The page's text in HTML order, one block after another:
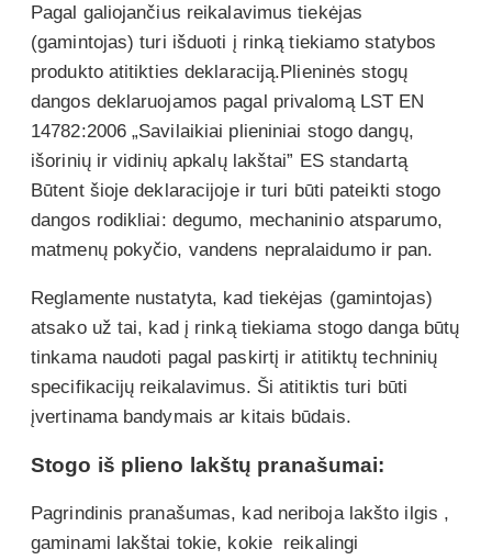
Pagal galiojančius reikalavimus tiekėjas
(gamintojas) turi išduoti į rinką tiekiamo statybos
produkto atitikties deklaraciją.Plieninės stogų
dangos deklaruojamos pagal privalomą LST EN
14782:2006 „Savilaikiai plieniniai stogo dangų,
išorinių ir vidinių apkalų lakštai” ES standartą
Būtent šioje deklaracijoje ir turi būti pateikti stogo
dangos rodikliai: degumo, mechaninio atsparumo,
matmenų pokyčio, vandens nepralaidumo ir pan.
Reglamente nustatyta, kad tiekėjas (gamintojas)
atsako už tai, kad į rinką tiekiama stogo danga būtų
tinkama naudoti pagal paskirtį ir atitiktų techninių
specifikacijų reikalavimus. Ši atitiktis turi būti
įvertinama bandymais ar kitais būdais.
Stogo iš plieno lakštų pranašumai:
Pagrindinis pranašumas, kad neriboja lakšto ilgis ,
gaminami lakštai tokie, kokie reikalingi